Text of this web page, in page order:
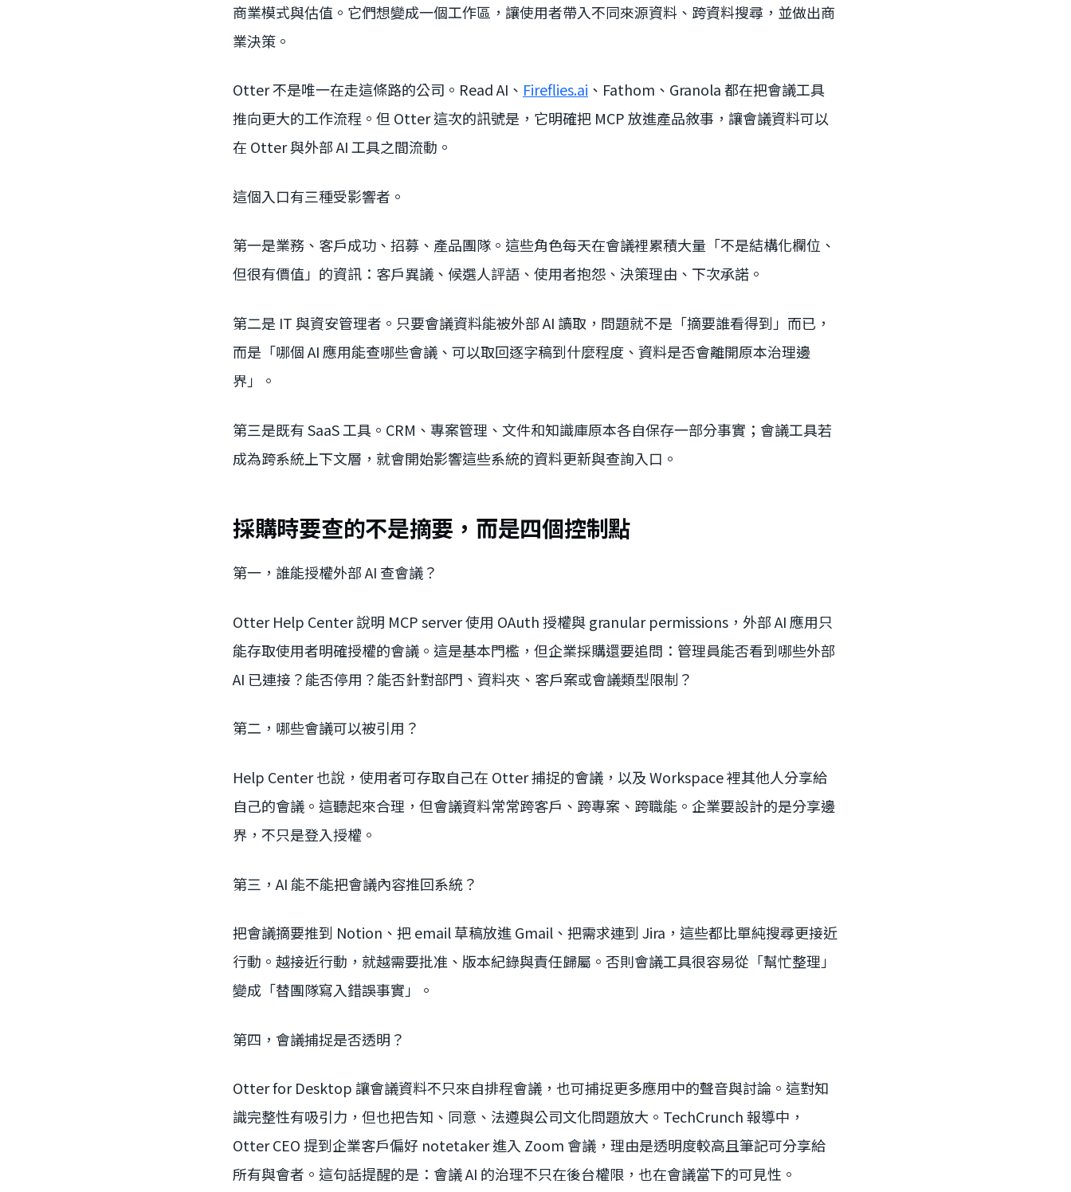
商業模式與估值。它們想變成一個工作區，讓使用者帶入不同來源資料、跨資料搜尋，並做出商
業決策。
Otter 不是唯一在走這條路的公司。Read AI、 Fireflies.ai 、Fathom、Granola 都在把會議工具
推向更大的工作流程。但 Otter 這次的訊號是，它明確把 MCP 放進產品敘事，讓會議資料可以
在 Otter 與外部 AI 工具之間流動。
這個入口有三種受影響者。
第一是業務、客戶成功、招募、產品團隊。這些角色每天在會議裡累積大量「不是結構化欄位、
但很有價值」的資訊：客戶異議、候選人評語、使用者抱怨、決策理由、下次承諾。
第二是 IT 與資安管理者。只要會議資料能被外部 AI 讀取，問題就不是「摘要誰看得到」而已，
而是「哪個 AI 應用能查哪些會議、可以取回逐字稿到什麼程度、資料是否會離開原本治理邊
界」。
第三是既有 SaaS 工具。CRM、專案管理、文件和知識庫原本各自保存一部分事實；會議工具若
成為跨系統上下文層，就會開始影響這些系統的資料更新與查詢入口。
採購時要查的不是摘要，而是四個控制點
第一，誰能授權外部 AI 查會議？
Otter Help Center 說明 MCP server 使用 OAuth 授權與 granular permissions，外部 AI 應用只
能存取使用者明確授權的會議。這是基本門檻，但企業採購還要追問：管理員能否看到哪些外部
AI 已連接？能否停用？能否針對部門、資料夾、客戶案或會議類型限制？
第二，哪些會議可以被引用？
Help Center 也說，使用者可存取自己在 Otter 捕捉的會議，以及 Workspace 裡其他人分享給
自己的會議。這聽起來合理，但會議資料常常跨客戶、跨專案、跨職能。企業要設計的是分享邊
界，不只是登入授權。
第三，AI 能不能把會議內容推回系統？
把會議摘要推到 Notion、把 email 草稿放進 Gmail、把需求連到 Jira，這些都比單純搜尋更接近
行動。越接近行動，就越需要批准、版本紀錄與責任歸屬。否則會議工具很容易從「幫忙整理」
變成「替團隊寫入錯誤事實」。
第四，會議捕捉是否透明？
Otter for Desktop 讓會議資料不只來自排程會議，也可捕捉更多應用中的聲音與討論。這對知
識完整性有吸引力，但也把告知、同意、法遵與公司文化問題放大。TechCrunch 報導中，
Otter CEO 提到企業客戶偏好 notetaker 進入 Zoom 會議，理由是透明度較高且筆記可分享給
所有與會者。這句話提醒的是：會議 AI 的治理不只在後台權限，也在會議當下的可見性。